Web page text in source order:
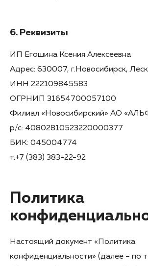
6. Реквизиты
ИП Егошина Ксения Алексеевна
Адрес: 630007, г.Новосибирск,
ИНН 222109845583
ОГРНИП 31654700057100
Филиал «Новосибирский» АО
р/с: 40802810523220000377
БИК: 045004774
т.+7 (383) 383-22-92
Политика
Настоящий документ «Политика
конфиденциальности» (далее – по